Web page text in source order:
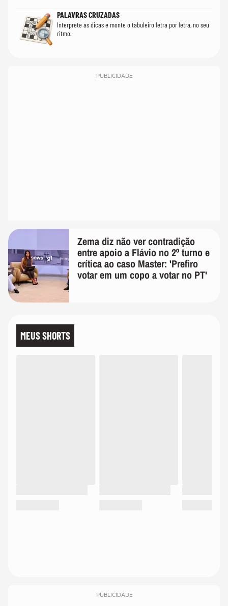
PALAVRAS CRUZADAS
Interprete as dicas e monte o tabuleiro letra por letra, no seu
ritmo.
PUBLICIDADE
Zema diz não ver contradição
entre apoio a Flávio no 2º turno e
crítica ao caso Master: 'Prefiro
votar em um copo a votar no PT'
MEUS SHORTS
PUBLICIDADE